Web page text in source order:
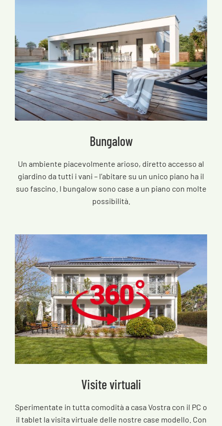
Bungalow
Un ambiente piacevolmente arioso, diretto accesso al
giardino da tutti i vani – l’abitare su un unico piano ha il
suo fascino. I bungalow sono case a un piano con molte
possibilità.
Visite virtuali
Sperimentate in tutta comodità a casa Vostra con il PC o
il tablet la visita virtuale delle nostre case modello. Con